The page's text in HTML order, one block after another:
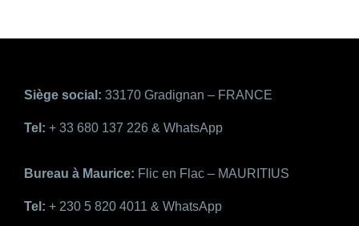
Siège social: 33170 Gradignan – FRANCE
Tel: + 33 680 137 226 & WhatsApp
Bureau à Maurice: Flic en Flac – MAURITIUS
Tel: + 230 5 820 4011 & WhatsApp